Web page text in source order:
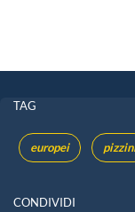
TAG
europei
CONDIVIDI